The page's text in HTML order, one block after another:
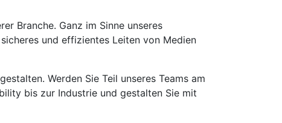
Branche. Ganz im Sinne unseres
und effizientes Leiten von Medien
Werden Sie Teil unseres Teams am
bis zur Industrie und gestalten Sie mit